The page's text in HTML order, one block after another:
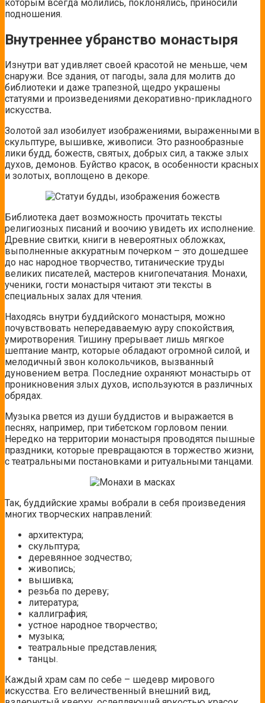
которым всегда молились, поклонялись, приносили
подношения.
Внутреннее убранство монастыря
Изнутри ват удивляет своей красотой не меньше, чем
снаружи. Все здания, от пагоды, зала для молитв до
библиотеки и даже трапезной, щедро украшены
статуями и произведениями декоративно-прикладного
искусства.
Золотой зал изобилует изображениями, выраженными в
скульптуре, вышивке, живописи. Это разнообразные
лики будд, божеств, святых, добрых сил, а также злых
духов, демонов. Буйство красок, в особенности красных
и золотых, воплощено в декоре.
Библиотека дает возможность прочитать тексты
религиозных писаний и воочию увидеть их исполнение.
Древние свитки, книги в невероятных обложках,
выполненные аккуратным почерком – это дошедшее
до нас народное творчество, титанические труды
великих писателей, мастеров книгопечатания. Монахи,
ученики, гости монастыря читают эти тексты в
специальных залах для чтения.
Находясь внутри буддийского монастыря, можно
почувствовать непередаваемую ауру спокойствия,
умиротворения. Тишину прерывает лишь мягкое
шептание мантр, которые обладают огромной силой, и
мелодичный звон колокольчиков, вызванный
дуновением ветра. Последние охраняют монастырь от
проникновения злых духов, используются в различных
обрядах.
Музыка рвется из души буддистов и выражается в
песнях, например, при тибетском горловом пении.
Нередко на территории монастыря проводятся пышные
праздники, которые превращаются в торжество жизни,
с театральными постановками и ритуальными танцами.
Так, буддийские храмы вобрали в себя произведения
многих творческих направлений:
архитектура;
скульптура;
деревянное зодчество;
живопись;
вышивка;
резьба по дереву;
литература;
каллиграфия;
устное народное творчество;
музыка;
театральные представления;
танцы.
Каждый храм сам по себе – шедевр мирового
искусства. Его величественный внешний вид,